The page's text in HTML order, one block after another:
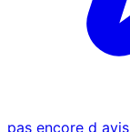
pas encore d avis